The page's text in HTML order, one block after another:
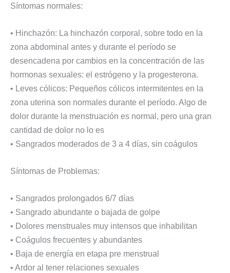
Síntomas normales:
• Hinchazón: La hinchazón corporal, sobre todo en la
zona abdominal antes y durante el período se
desencadena por cambios en la concentración de las
hormonas sexuales: el estrógeno y la progesterona.
• Leves cólicos: Pequeños cólicos intermitentes en la
zona uterina son normales durante el período. Algo de
dolor durante la menstruación es normal, pero una gran
cantidad de dolor no lo es
• Sangrados moderados de 3 a 4 días, sin coágulos
Síntomas de Problemas:
• Sangrados prolongados 6/7 días
• Sangrado abundante o bajada de golpe
• Dolores menstruales muy intensos que inhabilitan
• Coágulos frecuentes y abundantes
• Baja de energía en etapa pre menstrual
• Ardor al tener relaciones sexuales